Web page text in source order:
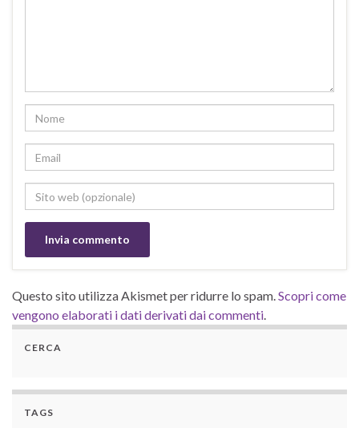
Questo sito utilizza Akismet per ridurre lo spam.Scopri come
vengono elaborati i dati derivati dai commenti.
CERCA
TAGS